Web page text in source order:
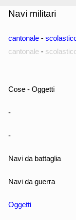
Navi militari
cantonale -
cantonale -
Cose - Oggetti
-
-
Navi da battaglia
Navi da guerra
Oggetti